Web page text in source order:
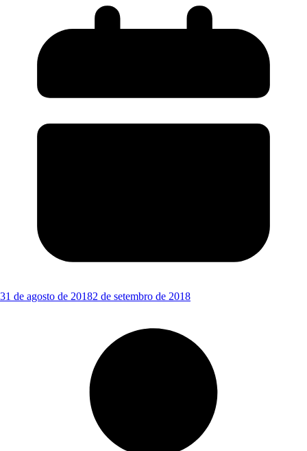
31 de agosto de 20182 de setembro de 2018